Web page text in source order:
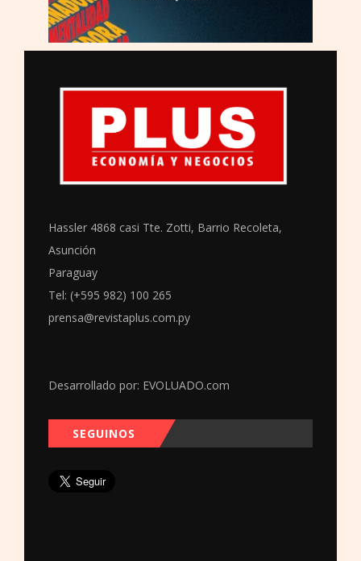
Hassler 4868 casi Tte. Zotti, Barrio Recoleta,
Asunción
Paraguay
Tel: (+595 982) 100 265
prensa@revistaplus.com.py
Desarrollado por: EVOLUADO.com
SEGUINOS